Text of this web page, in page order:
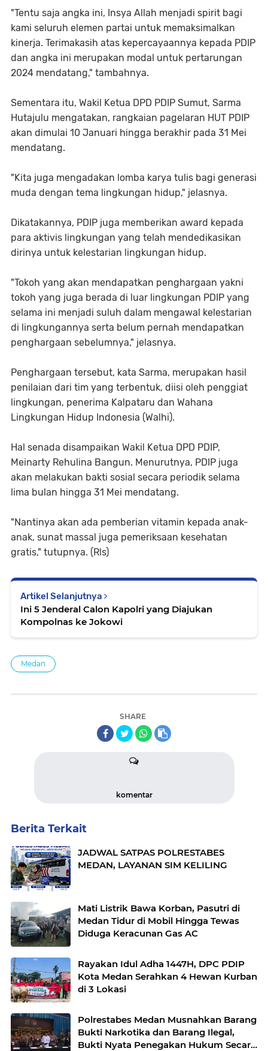
"Tentu saja angka ini, Insya Allah menjadi spirit bagi
kami seluruh elemen partai untuk memaksimalkan
kinerja. Terimakasih atas kepercayaannya kepada PDIP
dan angka ini merupakan modal untuk pertarungan
2024 mendatang," tambahnya.
Sementara itu, Wakil Ketua DPD PDIP Sumut, Sarma
Hutajulu mengatakan, rangkaian pagelaran HUT PDIP
akan dimulai 10 Januari hingga berakhir pada 31 Mei
mendatang.
"Kita juga mengadakan lomba karya tulis bagi generasi
muda dengan tema lingkungan hidup," jelasnya.
Dikatakannya, PDIP juga memberikan award kepada
para aktivis lingkungan yang telah mendedikasikan
dirinya untuk kelestarian lingkungan hidup.
"Tokoh yang akan mendapatkan penghargaan yakni
tokoh yang juga berada di luar lingkungan PDIP yang
selama ini menjadi suluh dalam mengawal kelestarian
di lingkungannya serta belum pernah mendapatkan
penghargaan sebelumnya," jelasnya.
Penghargaan tersebut, kata Sarma, merupakan hasil
penilaian dari tim yang terbentuk, diisi oleh penggiat
lingkungan, penerima Kalpataru dan Wahana
Lingkungan Hidup Indonesia (Walhi).
Hal senada disampaikan Wakil Ketua DPD PDIP,
Meinarty Rehulina Bangun. Menurutnya, PDIP juga
akan melakukan bakti sosial secara periodik selama
lima bulan hingga 31 Mei mendatang.
"Nantinya akan ada pemberian vitamin kepada anak-
anak, sunat massal juga pemeriksaan kesehatan
gratis," tutupnya. (Rls)
Artikel Selanjutnya
Ini 5 Jenderal Calon Kapolri yang Diajukan
Kompolnas ke Jokowi
Medan
SHARE
komentar
Berita Terkait
JADWAL SATPAS POLRESTABES
MEDAN, LAYANAN SIM KELILING
Mati Listrik Bawa Korban, Pasutri di
Medan Tidur di Mobil Hingga Tewas
Diduga Keracunan Gas AC
Rayakan Idul Adha 1447H, DPC PDIP
Kota Medan Serahkan 4 Hewan Kurban
di 3 Lokasi
Polrestabes Medan Musnahkan Barang
Bukti Narkotika dan Barang Ilegal,
Bukti Nyata Penegakan Hukum Secara